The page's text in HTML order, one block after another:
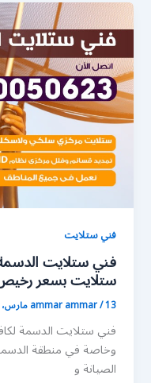
فني ستلايت
ستلايت بسعر
ammar ammar/13 مارس، 2020
فني ستلايت الدسمة
وخاصة في منطقة
الصيانة و